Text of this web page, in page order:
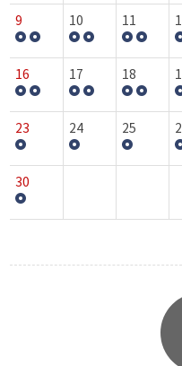
9 10 11
16 17 18
23 24 25
30